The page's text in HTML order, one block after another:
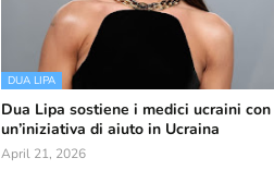
DUA LIPA
Dua Lipa sostiene i medici ucraini con
un’iniziativa di aiuto in Ucraina
April 21, 2026